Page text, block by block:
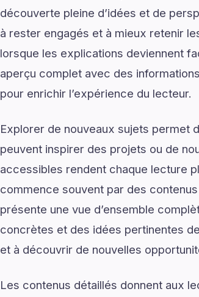
découverte pleine d’idées et de
à rester engagés et à mieux retenir
lorsque les explications deviennent
aperçu complet avec des
pour enrichir l’expérience du lecteur.
Explorer de nouveaux sujets permet
peuvent inspirer des projets ou de
accessibles rendent chaque lecture
commence souvent par des
présente une vue d’ensemble
concrètes et des idées pertinentes
et à découvrir de nouvelles
Les contenus détaillés donnent aux